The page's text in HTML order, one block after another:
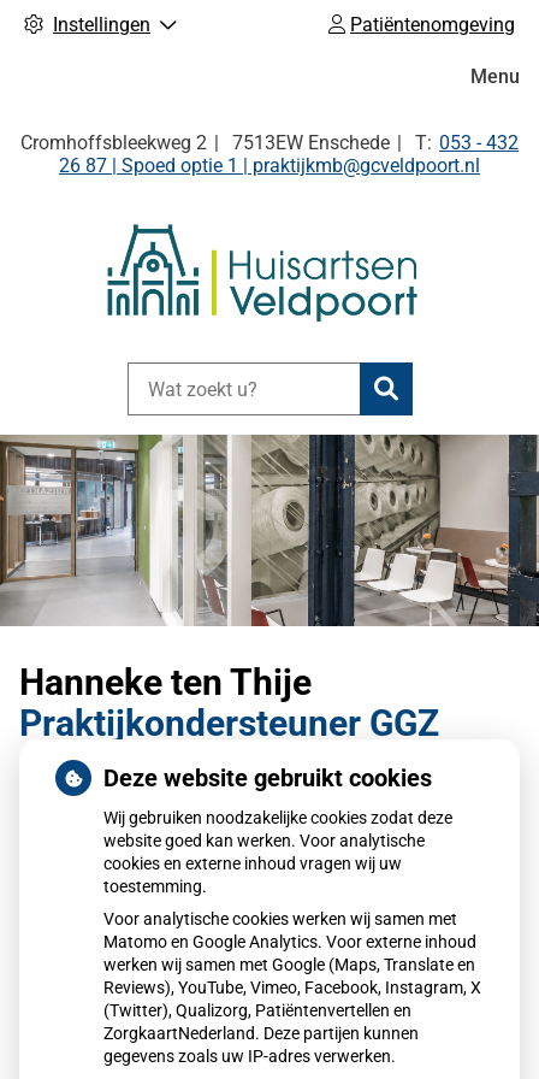
Instellingen Patiëntenomgeving
Cromhoffsbleekweg 2 7513EW Enschede Tel:
053 - 432
26 87 | Spoed optie 1 | praktijkmb@gcveldpoort.nl
Zoeken
Menu
Hanneke ten Thije
Praktijkondersteuner GGZ
Aanwezig op dinsdag en donderdag
Terug naar overzicht
Deze website gebruikt cookies
Wij gebruiken noodzakelijke cookies zodat deze
website goed kan werken. Voor analytische
cookies en externe inhoud vragen wij uw
toestemming.
Voor analytische cookies werken wij samen met
Matomo en Google Analytics. Voor externe inhoud
werken wij samen met Google (Maps, Translate en
Reviews), YouTube, Vimeo, Facebook, Instagram, X
(Twitter), Qualizorg, Patiëntenvertellen en
ZorgkaartNederland. Deze partijen kunnen
gegevens zoals uw IP-adres verwerken.